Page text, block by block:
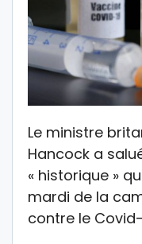
Le ministre
Hancock a
« historique »
mardi de la
contre le